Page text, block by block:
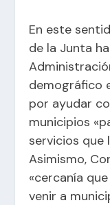
En este
de la Junta
demográfico
por ayudar
municipios
servicios que
Asimismo,
«cercanía
venir a